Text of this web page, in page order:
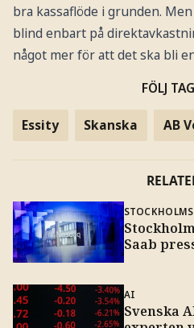
bra kassaflöde i grunden.
blind enbart på
något mer för att det ska bli
FÖLJ
Essity Skanska AB
Saab
AI
Svenska